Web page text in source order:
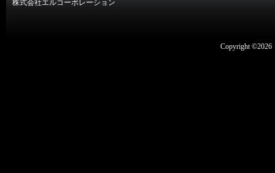
株式会社エルコーポレーション
Copyright ©2026